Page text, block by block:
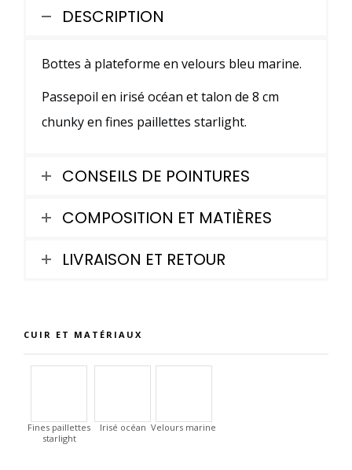
bleu
paillettes
starlight
DESCRIPTION
Bottes à plateforme en velours bleu marine.
Passepoil en irisé océan et talon de 8 cm
chunky en fines paillettes starlight.
CONSEILS DE POINTURES
COMPOSITION ET MATIÈRES
LIVRAISON ET RETOUR
CUIR ET MATÉRIAUX
Fines paillettes
starlight
Irisé océan Velours marine